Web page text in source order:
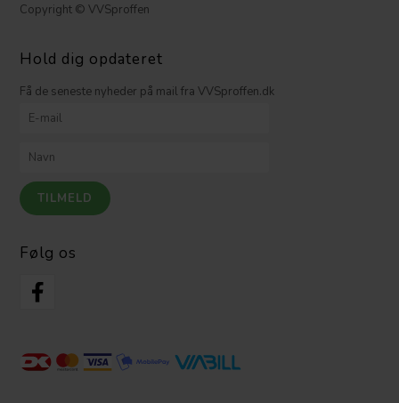
Copyright © VVSproffen
Hold dig opdateret
Få de seneste nyheder på mail fra VVSproffen.dk
Følg os